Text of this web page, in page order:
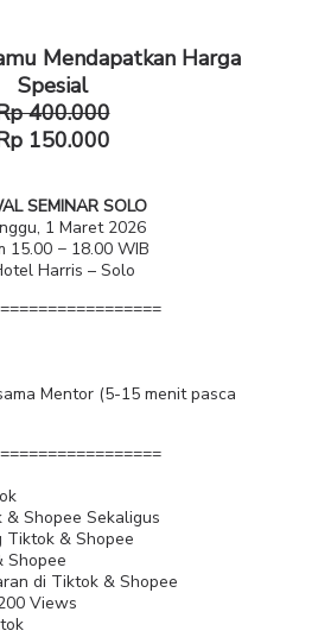
Mendapatkan Harga
Spesial
400.000
150.000
SEMINAR SOLO
1 Maret 2026
15.00 − 18.00 WIB
Harris – Solo
Mentor (5-15 menit pasca
Shopee Sekaligus
Tiktok & Shopee
Shopee
di Tiktok & Shopee
Views